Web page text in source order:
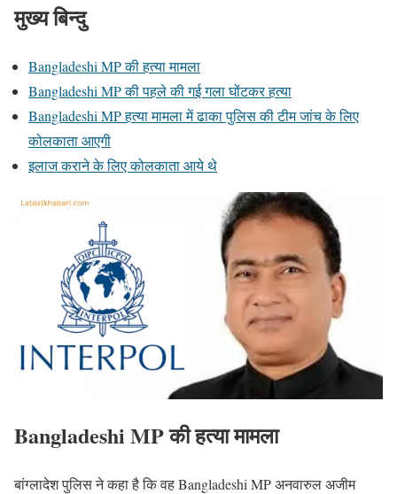
मुख्य बिन्दु
Bangladeshi MP की हत्या मामला
Bangladeshi MP की पहले की गई गला घोंटकर हत्या
Bangladeshi MP हत्या मामला में ढाका पुलिस की टीम जांच के लिए
कोलकाता आएगी
इलाज कराने के लिए कोलकाता आये थे
Bangladeshi MPकी हत्या मामला
बांग्लादेश पुलिस ने कहा है कि वह Bangladeshi MP अनवारुल अजीम